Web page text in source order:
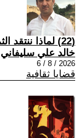
(22) لماذا ننتقد الثمرة وننسى البذرة؟
خالد علي سليفاني
2026 / 8 / 6
قضايا ثقافية